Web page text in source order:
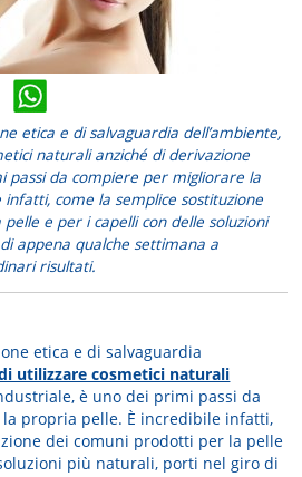
etica e di salvaguardia dell’ambiente,
naturali anziché di derivazione
passi da compiere per migliorare la
come la semplice sostituzione
e per i capelli con delle soluzioni
appena qualche settimana a
risultati.
etica e di salvaguardia
utilizzare cosmetici naturali
è uno dei primi passi da
propria pelle. È incredibile infatti,
dei comuni prodotti per la pelle
più naturali, porti nel giro di